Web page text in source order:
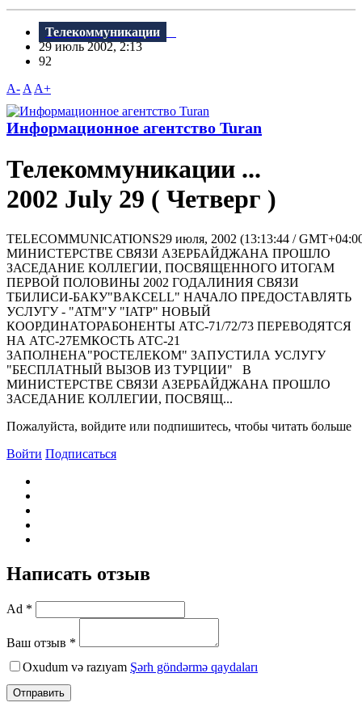
Телекоммуникации
29 июль 2002, 2:13
92
A- A A+
Информационное агентство Turan
Телекоммуникации ...
2002 July 29 ( Четверг )
TELECOMMUNICATIONS29 июля, 2002 (13:13:44 /
МИНИСТЕРСТВЕ СВЯЗИ АЗЕРБАЙДЖАНА ПРОШЛО
ЗАСЕДАНИЕ КОЛЛЕГИИ, ПОСВЯЩЕННОГО ИТОГАМ
ПЕРВОЙ ПОЛОВИНЫ 2002 ГОДАЛИНИЯ СВЯЗИ
ТБИЛИСИ-БАКУ"BAKCELL" НАЧАЛО ПРЕДОСТАВЛЯТЬ
УСЛУГУ - "ATM"У "IATP" НОВЫЙ
КООРДИНАТОРАБОНЕНТЫ АТС-71/72/73 ПЕРЕВОДЯТСЯ
НА АТС-27ЕМКОСТЬ АТС-21
ЗАПОЛНЕНА"РОСТЕЛЕКОМ" ЗАПУСТИЛА УСЛУГУ
"БЕСПЛАТНЫЙ ВЫЗОВ ИЗ ТУРЦИИ" В
МИНИСТЕРСТВЕ СВЯЗИ АЗЕРБАЙДЖАНА ПРОШЛО
ЗАСЕДАНИЕ КОЛЛЕГИИ, ПОСВЯЩ...
Пожалуйста, войдите или подпишитесь, чтобы читать больше
Войти Подписаться
Написать отзыв
Ad *
Ваш отзыв *
Oxudum və razıyam Şərh göndərmə qaydaları
Отправить